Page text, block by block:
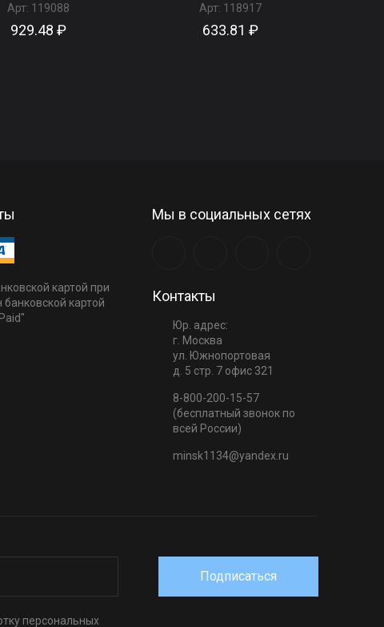
Арт: 119088
929.48 ₽
Арт: 118917
633.81 ₽
картой при
картой
Мы в социальных сетях
Контакты
Юр. адрес:
г. Москва
ул. Южнопортовая
д. 5 стр. 7 офис 321
8-800-200-15-57
(бесплатный звонок по
всей России)
minsk1134@yandex.ru
персональных
Подписаться